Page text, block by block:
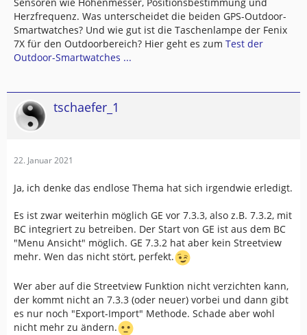
Herzfrequenz. Was unterscheidet die beiden GPS-Outdoor-
Smartwatches? Und wie gut ist die Taschenlampe der Fenix
7X für den Outdoorbereich? Hier geht es zum Test der
Outdoor-Smartwatches ...
tschaefer_1
22. Januar 2021
Ja, ich denke das endlose Thema hat sich irgendwie erledigt.
Es ist zwar weiterhin möglich GE vor 7.3.3, also z.B. 7.3.2, mit
BC integriert zu betreiben. Der Start von GE ist aus dem BC
"Menu Ansicht" möglich. GE 7.3.2 hat aber kein Streetview
mehr. Wen das nicht stört, perfekt.
Wer aber auf die Streetview Funktion nicht verzichten kann,
der kommt nicht an 7.3.3 (oder neuer) vorbei und dann gibt
es nur noch "Export-Import" Methode. Schade aber wohl
nicht mehr zu ändern.